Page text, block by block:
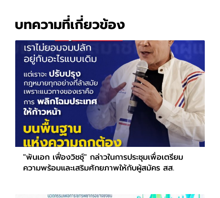
บทความที่เกี่ยวข้อง
"พันเอก เฟื่องวิชชุ์" กล่าวในการประชุมเพื่อเตรียม
ความพร้อมและเสริมศักยภาพให้กับผู้สมัคร สส.